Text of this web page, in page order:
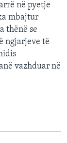
në pyetje
mbajtur
thënë se
ngjarjeve të
vazhduar në